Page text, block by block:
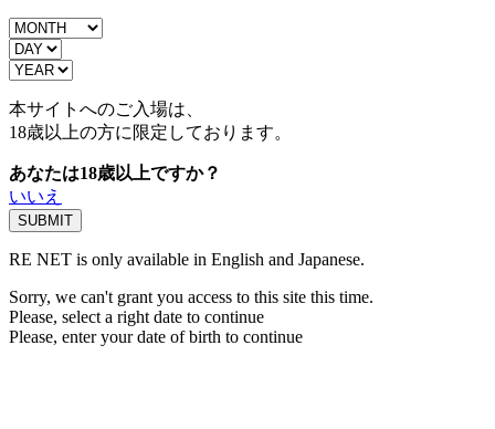
本サイトへのご入場は、
18歳以上の方に限定しております。
あなたは18歳以上ですか？
いいえ
RE NET is only available in English and Japanese.
Sorry, we can't grant you access to this site this time.
Please, select a right date to continue
Please, enter your date of birth to continue